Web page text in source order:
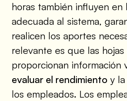
horas también influyen
adecuada al sistema,
realicen los aportes
relevante es que las
proporcionan información
evaluar el rendimiento y
los empleados. Los